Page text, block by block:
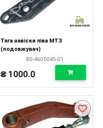
Тяга навіски ліва МТЗ
(подовжувач)
80-4605045-01
₴ 1000.0